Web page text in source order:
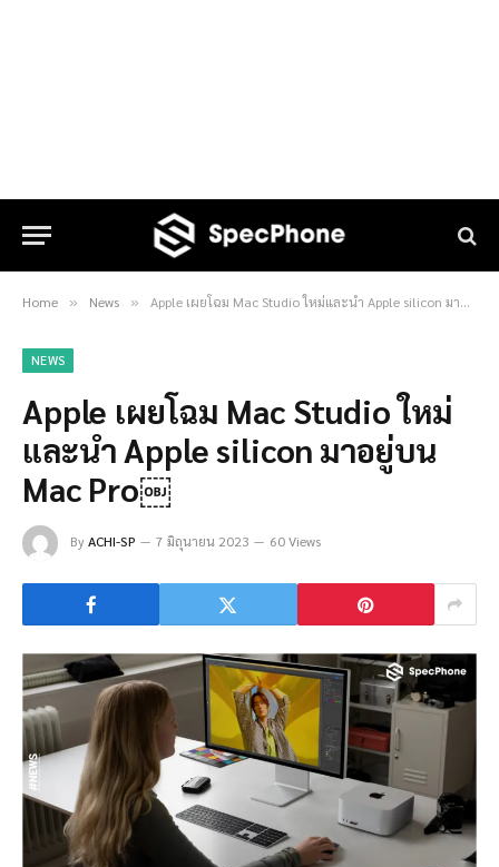
Home » News » Apple เผยโฉม Mac Studio ใหม่และนำ Apple silicon มาอยู่บน Mac Pro￼
NEWS
Apple เผยโฉม Mac Studio ใหม่
และนำ Apple silicon มาอยู่บน
Mac Pro￼
ByACHI-SP 7 มิถุนายน 2023 60 Views